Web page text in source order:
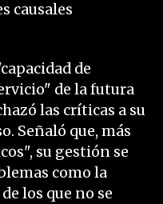
causales
de
de la futura
las críticas a su
Señaló que, más
su gestión se
como la
los que no se